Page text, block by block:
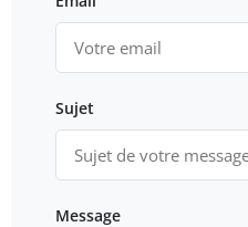
Sujet
Message